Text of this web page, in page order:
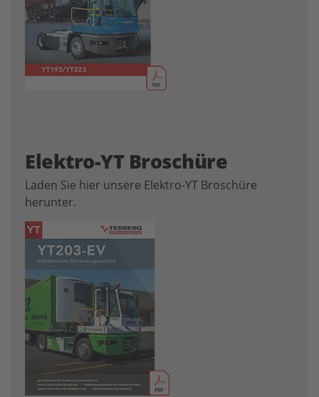
Elektro-YT Broschüre
Laden Sie hier unsere Elektro-YT Broschüre
herunter.